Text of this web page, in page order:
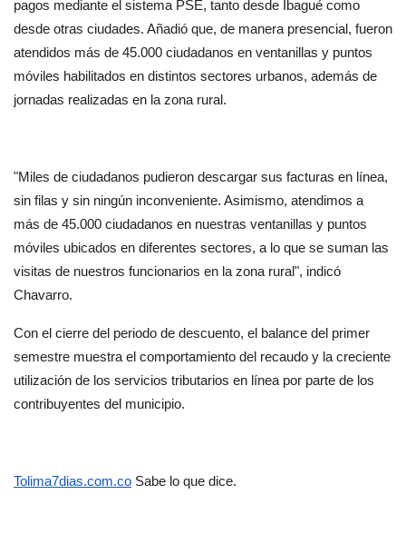
pagos mediante el sistema PSE, tanto desde Ibagué como
desde otras ciudades. Añadió que, de manera presencial, fueron
atendidos más de 45.000 ciudadanos en ventanillas y puntos
móviles habilitados en distintos sectores urbanos, además de
jornadas realizadas en la zona rural.
"Miles de ciudadanos pudieron descargar sus facturas en línea,
sin filas y sin ningún inconveniente. Asimismo, atendimos a
más de 45.000 ciudadanos en nuestras ventanillas y puntos
móviles ubicados en diferentes sectores, a lo que se suman las
visitas de nuestros funcionarios en la zona rural", indicó
Chavarro.
Con el cierre del periodo de descuento, el balance del primer
semestre muestra el comportamiento del recaudo y la creciente
utilización de los servicios tributarios en línea por parte de los
contribuyentes del municipio.
Tolima7dias.com.co Sabe lo que dice.